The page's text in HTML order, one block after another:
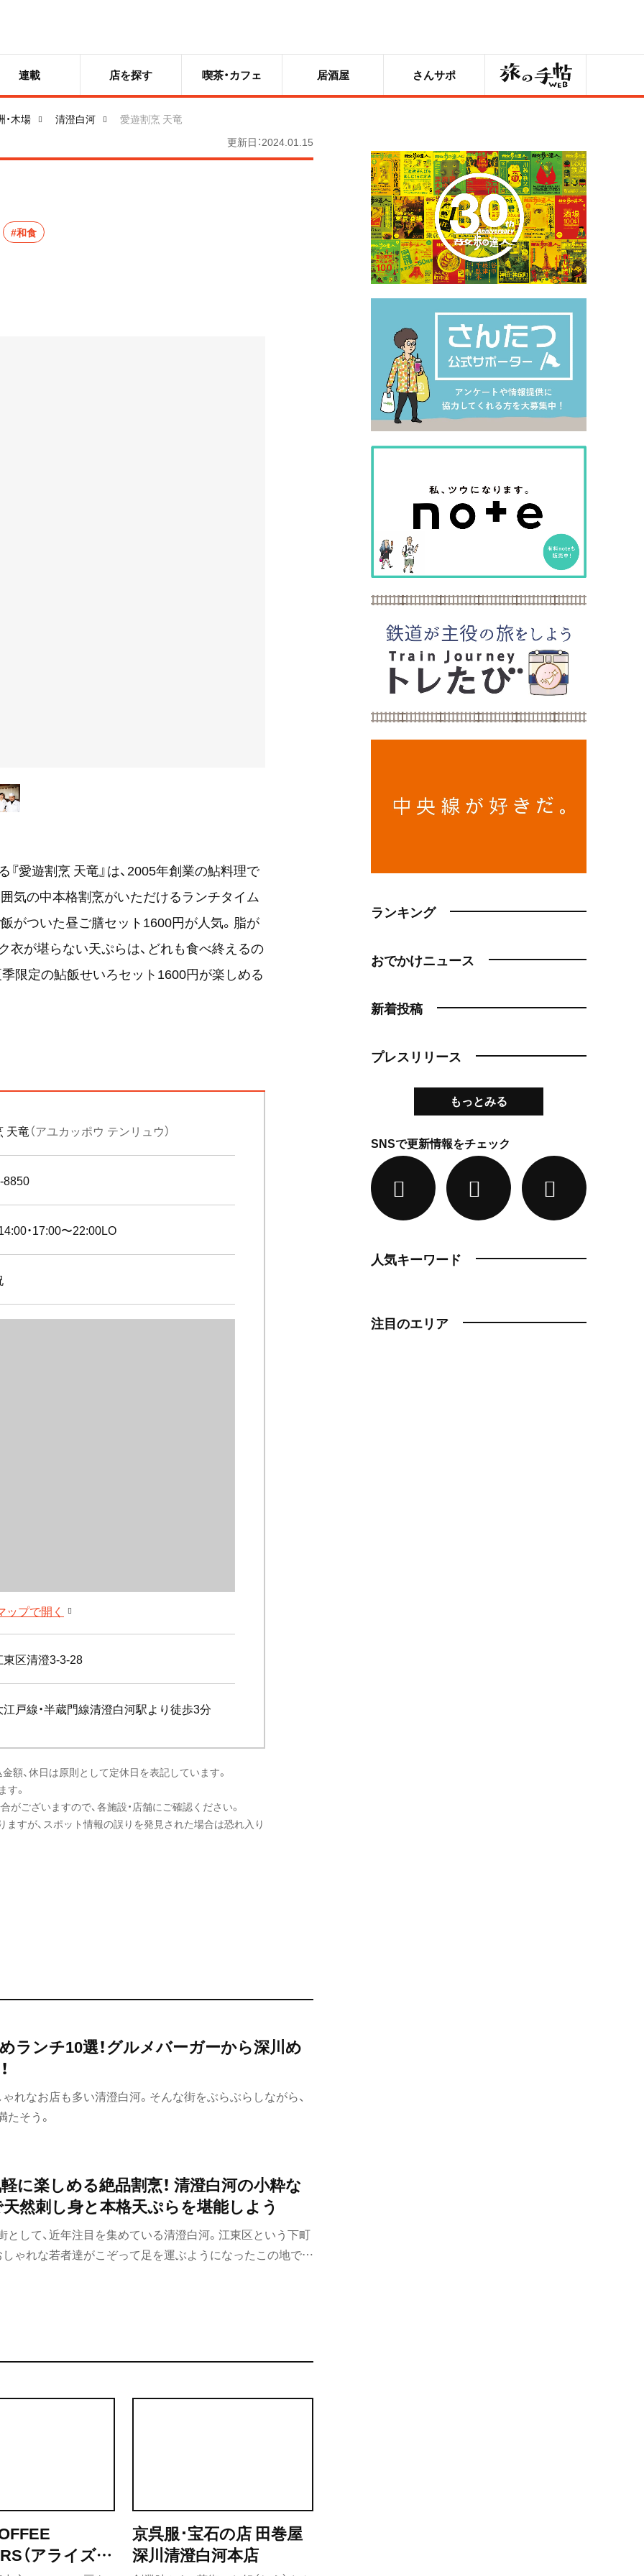
連載 店を探す 喫茶・カフェ 居酒屋 さんサポ 旅の手帖
・木場 清澄白河
愛遊割烹 天竜
更新日：2024.01.15
#和食
愛遊割烹 天竜』は、2005年創業の鮎料理で
気の中本格割烹がいただけるランチタイム
飯がついた昼ご膳セット1600円が人気。脂が
衣が堪らない天ぷらは、どれも食べ終えるの
限定の鮎飯せいろセット1600円が楽しめる
天竜（アユカッポウ テンリュウ）
8850
・17:00〜22:00LO
ップで開く
区清澄3-3-28
戸線・半蔵門線清澄白河駅より徒歩3分
額、休日は原則として定休日を表記しています。
す。
がございますので、各施設・店舗にご確認ください。
すが、スポット情報の誤りを発見された場合は恐れ入り
ランチ10選！グルメバーガーから深川め
れなお店も多い清澄白河。そんな街をぶらぶらしながら、
そう。
に楽しめる絶品割烹！ 清澄白河の小粋な
天然刺し身と本格天ぷらを堪能しよう
して、近年注目を集めている清澄白河。江東区という下町
ゃれな若者達がこぞって足を運ぶようになったこの地で、
（アライズ
京呉服･宝石の店 田巻屋
深川清澄白河本店
ランキング
おでかけニュース
新着投稿
プレスリリース
もっとみる
SNSで更新情報をチェック
人気キーワード
注目のエリア